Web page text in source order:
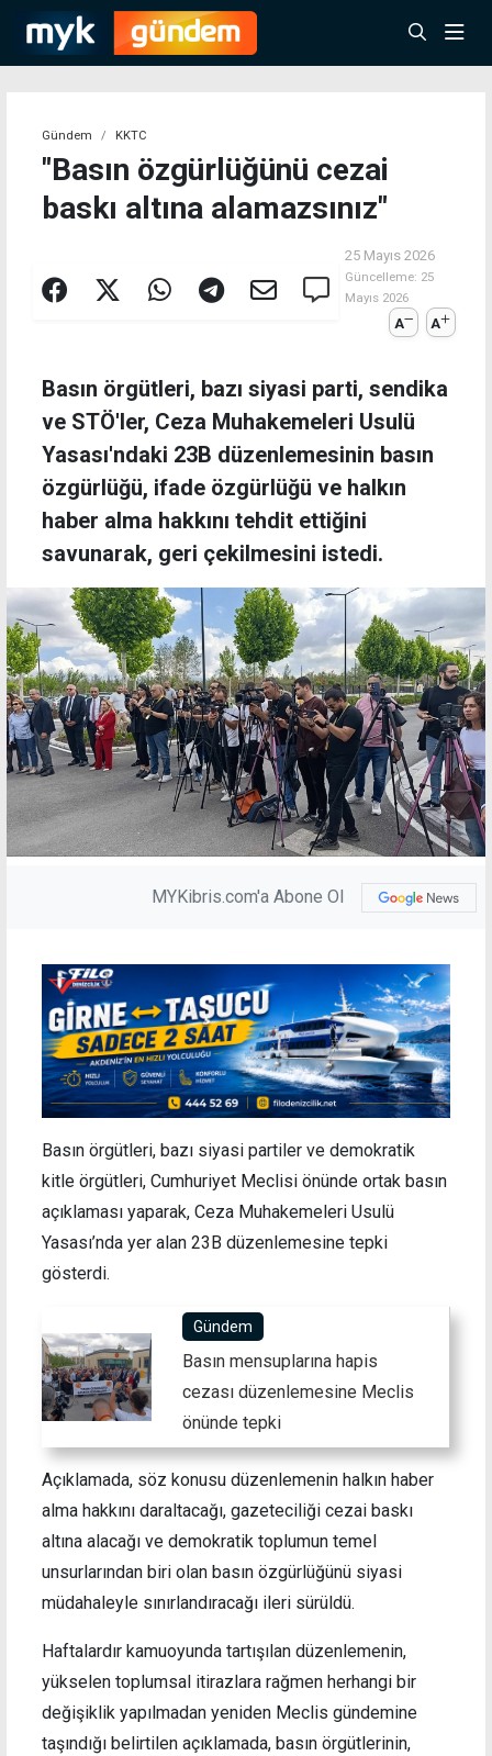
Gündem KKTC
"Basın özgürlüğünü cezai
baskı altına alamazsınız"
25 Mayıs 2026
Güncelleme: 25
Mayıs 2026
A A
Basın örgütleri, bazı siyasi parti, sendika
ve STÖ'ler, Ceza Muhakemeleri Usulü
Yasası'ndaki 23B düzenlemesinin basın
özgürlüğü, ifade özgürlüğü ve halkın
haber alma hakkını tehdit ettiğini
savunarak, geri çekilmesini istedi.
MYKibris.com'a Abone Ol
Basın örgütleri, bazı siyasi partiler ve demokratik
kitle örgütleri, Cumhuriyet Meclisi önünde ortak basın
açıklaması yaparak, Ceza Muhakemeleri Usulü
Yasası’nda yer alan 23B düzenlemesine tepki
gösterdi.
Gündem
Basın mensuplarına hapis
cezası düzenlemesine Meclis
önünde tepki
Açıklamada, söz konusu düzenlemenin halkın haber
alma hakkını daraltacağı, gazeteciliği cezai baskı
altına alacağı ve demokratik toplumun temel
unsurlarından biri olan basın özgürlüğünü siyasi
müdahaleyle sınırlandıracağı ileri sürüldü.
Haftalardır kamuoyunda tartışılan düzenlemenin,
yükselen toplumsal itirazlara rağmen herhangi bir
değişiklik yapılmadan yeniden Meclis gündemine
taşındığı belirtilen açıklamada, basın örgütlerinin,